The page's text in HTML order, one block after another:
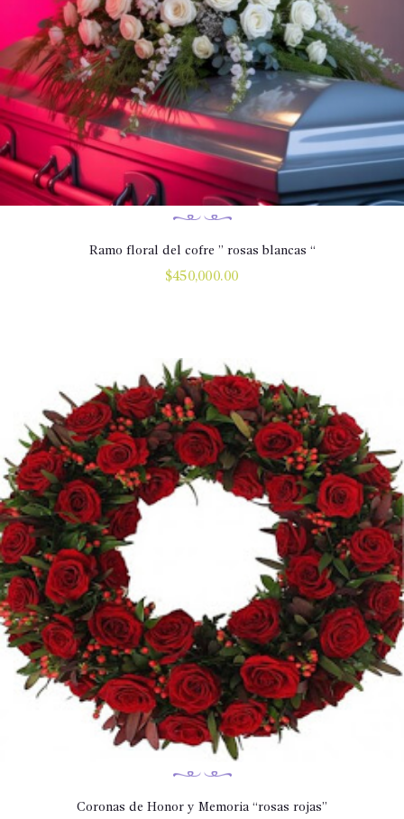
Ramo floral del cofre ” rosas blancas “
$450,000.00
Coronas de Honor y Memoria “rosas rojas”